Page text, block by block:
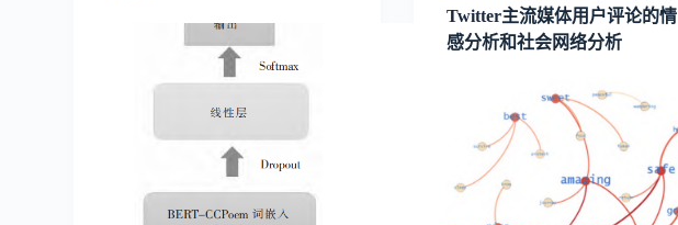
Twitter主流媒体用户评论的情
感分析和社会网络分析